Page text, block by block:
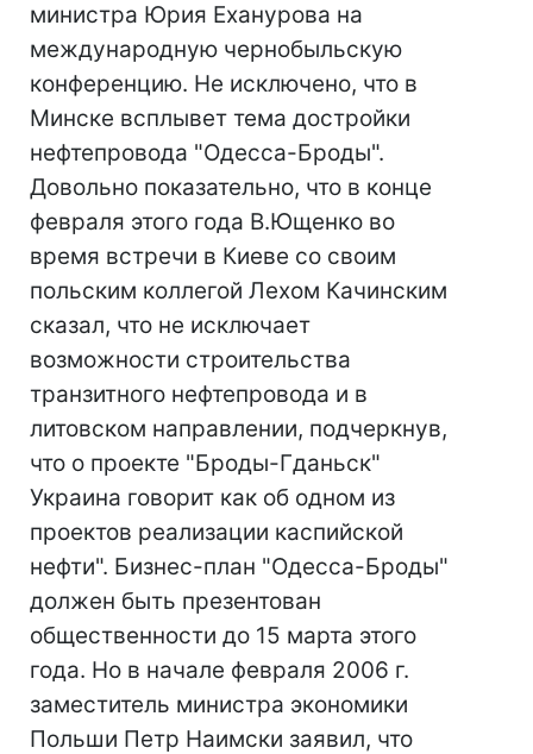
министра Юрия Еханурова на
международную чернобыльскую
конференцию. Не исключено, что в
Минске всплывет тема достройки
нефтепровода "Одесса-Броды".
Довольно показательно, что в конце
февраля этого года В.Ющенко во
время встречи в Киеве со своим
польским коллегой Лехом Качинским
сказал, что не исключает
возможности строительства
транзитного нефтепровода и в
литовском направлении, подчеркнув,
что о проекте "Броды-Гданьск"
Украина говорит как об одном из
проектов реализации каспийской
нефти". Бизнес-план "Одесса-Броды"
должен быть презентован
общественности до 15 марта этого
года. Но в начале февраля 2006 г.
заместитель министра экономики
Польши Петр Наимски заявил, что